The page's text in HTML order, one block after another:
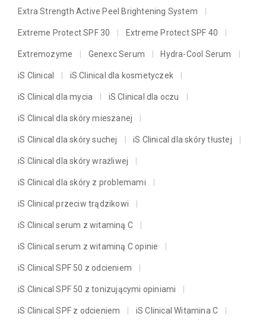
Extra Strength Active Peel Brightening System
Extreme Protect SPF 30 Extreme Protect SPF 40
Extremozyme Genexc Serum Hydra-Cool Serum
iS Clinical iS Clinical dla kosmetyczek
iS Clinical dla mycia iS Clinical dla oczu
iS Clinical dla skóry mieszanej
iS Clinical dla skóry suchej iS Clinical dla skóry tłustej
iS Clinical dla skóry wrażliwej
iS Clinical dla skóry z problemami
iS Clinical przeciw trądzikowi
iS Clinical serum z witaminą C
iS Clinical serum z witaminą C opinie
iS Clinical SPF 50 z odcieniem
iS Clinical SPF 50 z tonizującymi opiniami
iS Clinical SPF z odcieniem iS Clinical Witamina C